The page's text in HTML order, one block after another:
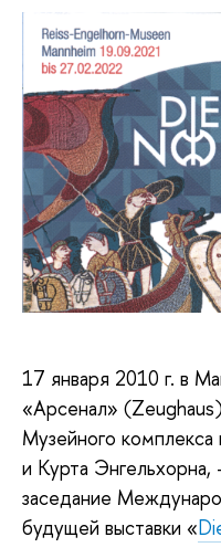
17 января 2010 г. в
«Арсенал»
Музейного
и Курта
заседание
будущей выставки «